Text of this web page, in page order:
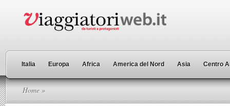
Italia Europa Africa America del Nord Asia Centro
Home »